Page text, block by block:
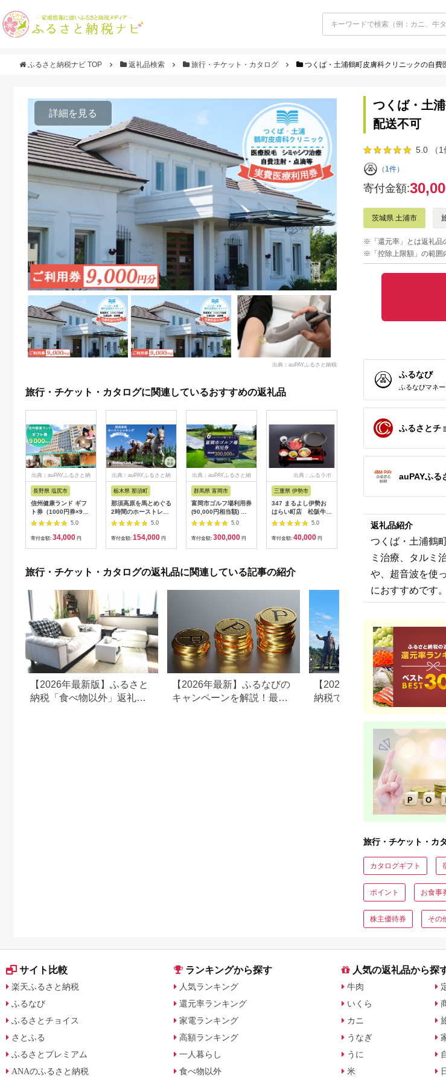
ふるさと納税ナビ TOP 返礼品検索 旅行・チケット・カタログ つくば・土浦鶴町皮膚科クリニックの自
詳細を見る
出典：auPAYふるさと納税
旅行・チケット・カタログに関連しているおすすめの返礼品
出典：auPAYふるさと納
長野県 塩尻市
信州健康ランド ギフ
ト券（1000円券×9
枚） | 信州健康ランド
サウナ 大浴場 ボディ
ケア リラクゼーショ
5.0
寄付金額: 34,000 円
出典：auPAYふるさと納
栃木県 那須町
那須高原を馬とめぐる
2時間のホーストレッ
キング 外乗ペア利用
券【平日限定】チケッ
ト 利用券 ペア 体験
5.0
寄付金額: 154,000 円
出典：auPAYふるさと納
群馬県 富岡市
富岡市ゴルフ場利用券
(90,000円相当額) ゴ
ルフ チケット 平日 土
日 祝日 プレー券 関東
群馬県 首都圏 F20E-
5.0
寄付金額: 300,000 円
出典：ふるラボ
三重県 伊勢市
347 まるよし伊勢お
はらい町店 松阪牛焼
肉御膳(150g) ペアお
5.0
寄付金額: 40,000 円
出典：楽天ふるさと納
クラブ 利用券 10,000
円分（1,000円×10
枚） 広島 安芸高田市
5.0
寄付金額:36,500円
出典
ポイ
ドラ
光
七夕
ポイ
奈川
寄付
旅行・チケット・カタログの返礼品に関連している記事の紹介
【2026年最新版】ふるさと
納税「食べ物以外」返礼品
【2026年最新】ふるなびの
キャンペーンを解説！最大
【2026年最新版】ふるさと
納税でディズニー返礼品は
ト・公式グッズを徹底解説
つくば・土
配送不可
5.0 （1
（1件）
寄付金額:
茨城県 土浦市
※「還元率」とは返礼品
※「控除上限額」の範囲
ふるなび
ふるなびマネ
ふるさとチ
auPAYふる
返礼品紹介
つくば・土浦鶴
ミ治療、タルミ
や、超音波を使
におすすめです
旅行・チケット・カ
カタログギフト
ポイント お食事
株主優待券 その
サイト比較
楽天ふるさと納税
ふるなび
ふるさとチョイス
さとふる
ふるさとプレミアム
ANAのふるさと納税
ランキングから探す
人気ランキング
還元率ランキング
家電ランキング
高額ランキング
一人暮らし
食べ物以外
人気の返礼品から探
牛肉
いくら
カニ
うなぎ
うに
米